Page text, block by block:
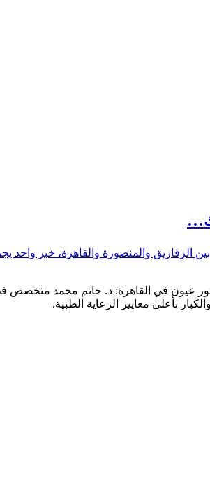
والمنصورة والقاهرة، خبر واحد يجمعهن..
افضل دكتور عيون في القاهرة: د.
بأعلى معايير الرعاية الطبية.